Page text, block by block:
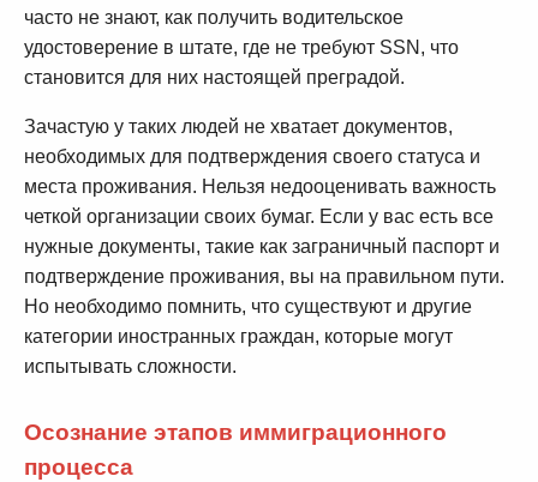
часто не знают, как получить водительское
удостоверение в штате, где не требуют SSN, что
становится для них настоящей преградой.
Зачастую у таких людей не хватает документов,
необходимых для подтверждения своего статуса и
места проживания. Нельзя недооценивать важность
четкой организации своих бумаг. Если у вас есть все
нужные документы, такие как заграничный паспорт и
подтверждение проживания, вы на правильном пути.
Но необходимо помнить, что существуют и другие
категории иностранных граждан, которые могут
испытывать сложности.
Осознание этапов иммиграционного
процесса